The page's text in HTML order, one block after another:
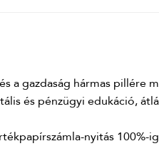
a gazdaság hármas pillére
és pénzügyi edukáció,
nyitás 100%-